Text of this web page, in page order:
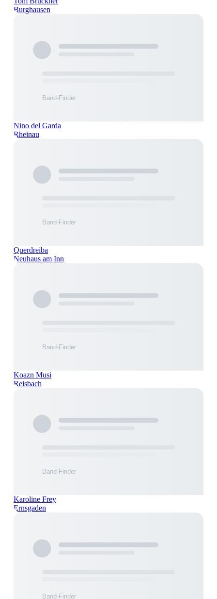
Burghausen
Nino del Garda
Rheinau
Querdreiba
Neuhaus am Inn
Koazn Musi
Reisbach
Karoline Frey
Ernsgaden